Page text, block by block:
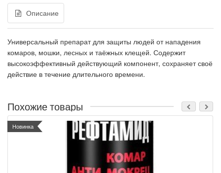
Описание
Универсальный препарат для защиты людей от нападения
комаров, мошки, лесных и таёжных клещей. Содержит
высокоэффективный действующий компонент, сохраняет своё
действие в течение длительного времени.
Похожие товары
Новинка